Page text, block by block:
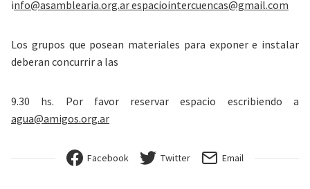
info@asamblearia.org.arespaciointercuencas@gmail.com
Los grupos que posean materiales para exponer e instalar
deberan concurrir a las
9.30 hs. Por favor reservar espacio escribiendo a
agua@amigos.org.ar
Facebook Twitter Email